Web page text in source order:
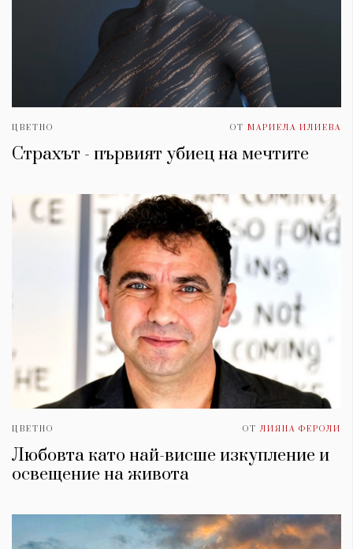
ЦВЕТНО ОТ МАРИЕЛА ИЛИЕВА
Страхът - първият убиец на мечтите
ЦВЕТНО ОТ ЛИЯНА ФЕРОЛИ
Любовта като най-висше изкупление и
освещение на живота